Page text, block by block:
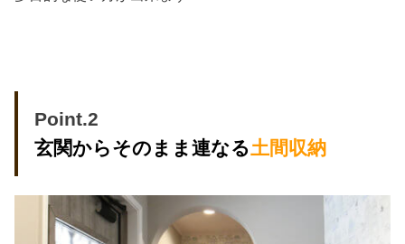
Point.2
玄関からそのまま連なる土間収納